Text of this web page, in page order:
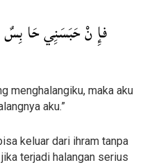
فإِ نْ حَبَسَنِِي حَا
menghalangiku, maka aku
aku.”
keluar dari ihram tanpa
terjadi halangan serius